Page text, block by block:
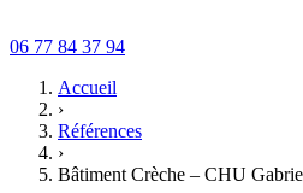
06 77 84 37 94
Accueil
›
Références
›
Bâtiment Crèche – CHU